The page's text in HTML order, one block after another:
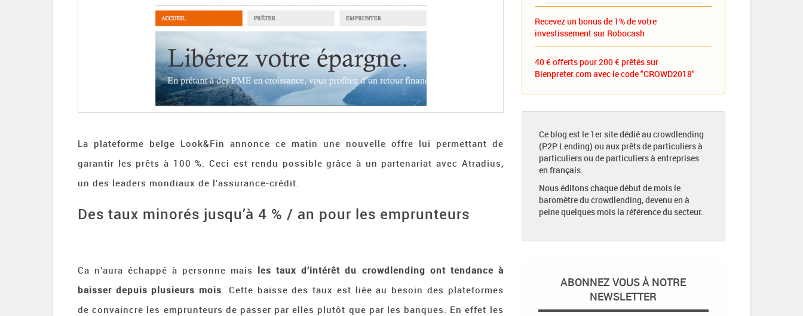
La plateforme belge Look&Fin annonce ce matin une nouvelle offre lui permettant de
garantir les prêts à 100 %. Ceci est rendu possible grâce à un partenariat avec Atradius,
un des leaders mondiaux de l’assurance-crédit.
Des taux minorés jusqu’à 4 % / an pour les emprunteurs
Ca n’aura échappé à personne mais les taux d’intérêt du crowdlending ont tendance à
baisser depuis plusieurs mois. Cette baisse des taux est liée au besoin des plateformes
de convaincre les emprunteurs de passer par elles plutôt que par les banques. En effet les
Recevez un bonus de 1% de votre
investissement sur Robocash
40 € offerts pour 200 € prêtés sur
Bienpreter.com avec le code "CROWD2018"
Ce blog est le 1er site dédié au crowdlending
(P2P Lending) ou aux prêts de particuliers à
particuliers ou de particuliers à entreprises
en français.
Nous éditons chaque début de mois le
baromètre du crowdlending, devenu en à
peine quelques mois la référence du secteur.
ABONNEZ VOUS À NOTRE
NEWSLETTER